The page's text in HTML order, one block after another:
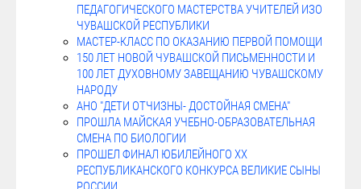
ПЕДАГОГИЧЕСКОГО МАСТЕРСТВА УЧИТЕЛЕЙ ИЗО
ЧУВАШСКОЙ РЕСПУБЛИКИ
МАСТЕР-КЛАСС ПО ОКАЗАНИЮ ПЕРВОЙ ПОМОЩИ
150 ЛЕТ НОВОЙ ЧУВАШСКОЙ ПИСЬМЕННОСТИ И
100 ЛЕТ ДУХОВНОМУ ЗАВЕЩАНИЮ ЧУВАШСКОМУ
НАРОДУ
АНО "ДЕТИ ОТЧИЗНЫ- ДОСТОЙНАЯ СМЕНА"
ПРОШЛА МАЙСКАЯ УЧЕБНО-ОБРАЗОВАТЕЛЬНАЯ
СМЕНА ПО БИОЛОГИИ
ПРОШЕЛ ФИНАЛ ЮБИЛЕЙНОГО ХХ
РЕСПУБЛИКАНСКОГО КОНКУРСА ВЕЛИКИЕ СЫНЫ